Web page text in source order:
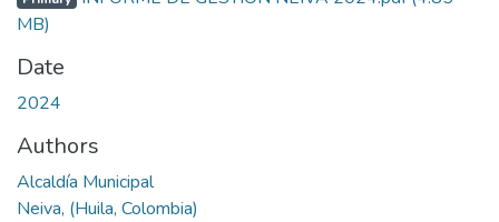
MB)
Date
2024
Authors
Alcaldía Municipal
Neiva, (Huila, Colombia)